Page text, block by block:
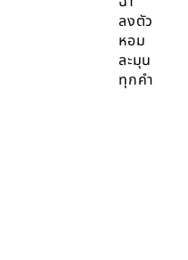
ลงตัว
หอม
ละมุน
ทุกคำ